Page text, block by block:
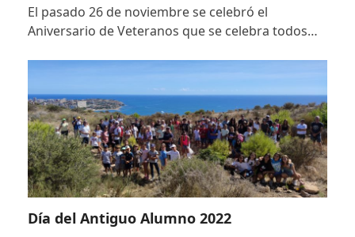
El pasado 26 de noviembre se celebró el
Aniversario de Veteranos que se celebra todos…
Día del Antiguo Alumno 2022